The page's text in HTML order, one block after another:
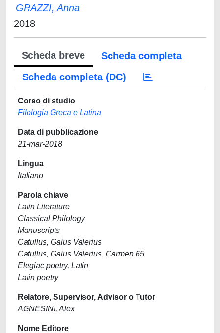
GRAZZI, Anna
2018
Scheda breve
Scheda completa
Scheda completa (DC)
Corso di studio
Filologia Greca e Latina
Data di pubblicazione
21-mar-2018
Lingua
Italiano
Parola chiave
Latin Literature
Classical Philology
Manuscripts
Catullus, Gaius Valerius
Catullus, Gaius Valerius. Carmen 65
Elegiac poetry, Latin
Latin poetry
Relatore, Supervisor, Advisor o Tutor
AGNESINI, Alex
Nome Editore